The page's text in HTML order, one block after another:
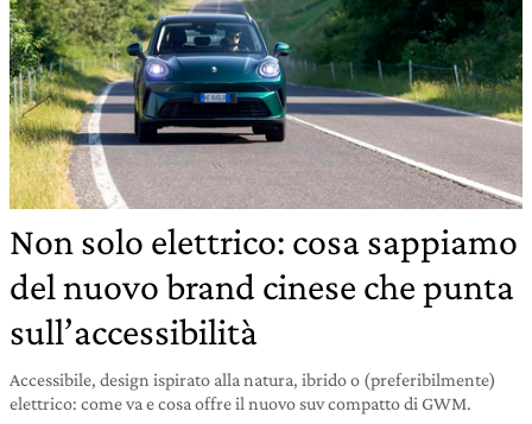
Non solo elettrico: cosa sappiamo
del nuovo brand cinese che punta
sull’accessibilità
Accessibile, design ispirato alla natura, ibrido o (preferibilmente)
elettrico: come va e cosa offre il nuovo suv compatto di GWM.